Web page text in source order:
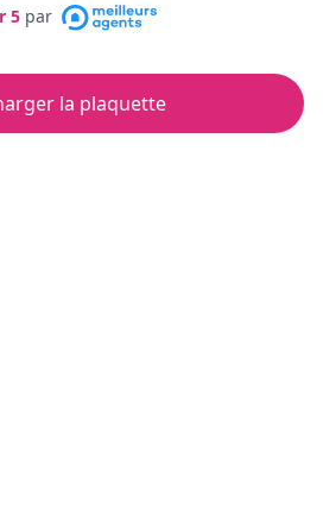
5 par
la plaquette